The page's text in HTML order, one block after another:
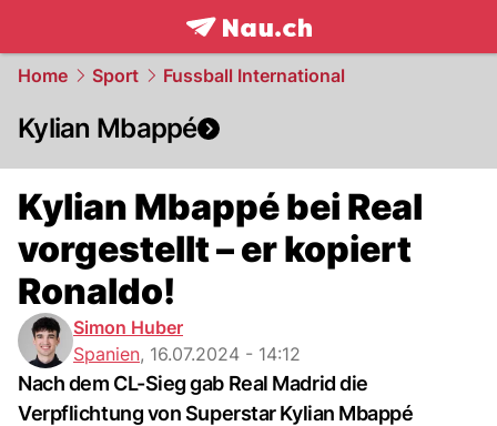
frontpage.NAU.ch
Home Sport Fussball International
Kylian Mbappé
Kylian Mbappé bei Real
vorgestellt – er kopiert
Ronaldo!
Simon Huber
Spanien, 16.07.2024 - 14:12
Nach dem CL-Sieg gab Real Madrid die
Verpflichtung von Superstar Kylian Mbappé